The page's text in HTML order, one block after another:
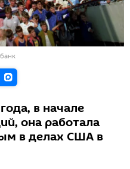
в начале
она работала
в делах США в